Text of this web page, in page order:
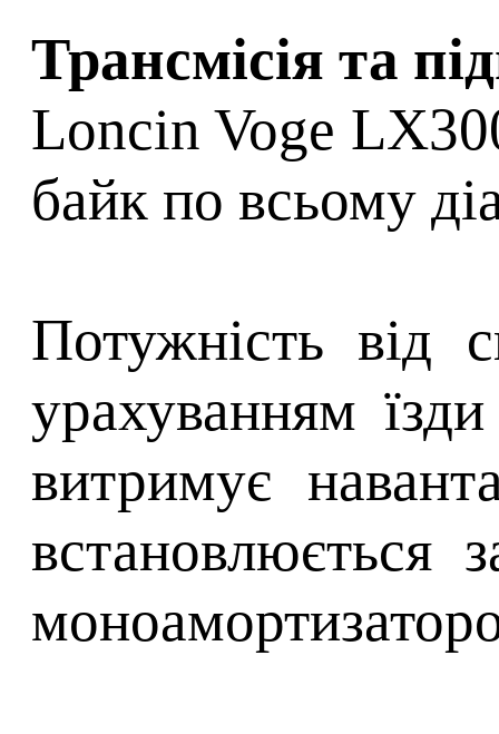
Трансмісія та
Loncin Voge
байк по всьому
Потужність від
урахуванням
витримує
встановлюється